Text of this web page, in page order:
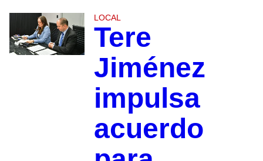
LOCAL
Tere
Jiménez
impulsa
acuerdo